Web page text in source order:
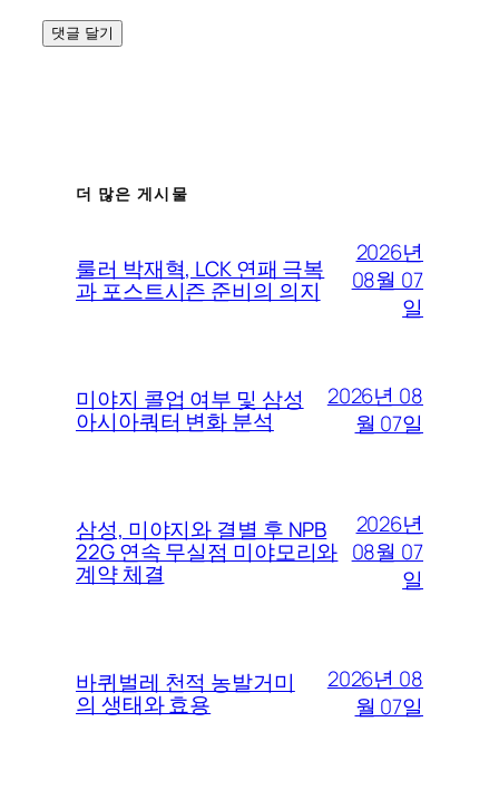
더 많은 게시물
룰러 박재혁, LCK 연패 극복
과 포스트시즌 준비의 의지
2026년
08월 07
일
미야지 콜업 여부 및 삼성
아시아쿼터 변화 분석
2026년 08
월 07일
삼성, 미야지와 결별 후 NPB
22G 연속 무실점 미야모리와
계약 체결
2026년
08월 07
일
바퀴벌레 천적 농발거미
의 생태와 효용
2026년 08
월 07일